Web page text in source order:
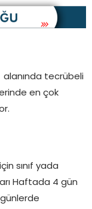
alanında tecrübeli
en çok
sınıf yada
Haftada 4 gün